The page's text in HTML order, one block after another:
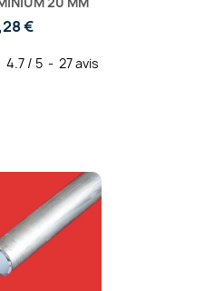
€
4.7 / 5 - 27avis